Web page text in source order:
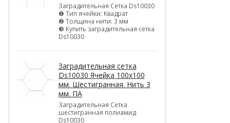
Заградительная Сетка Ds10030
❶ Тип ячейки: Квадрат
❷ Толщина нити: 3 мм
❸ Купить заградительная сетка
Ds10030
Заградительная сетка
Ds10030 Ячейка 100х100
мм. Шестигранная. Нить 3
мм. ПА
Заградительная Сетка
шестигранная полиамид
Ds10030